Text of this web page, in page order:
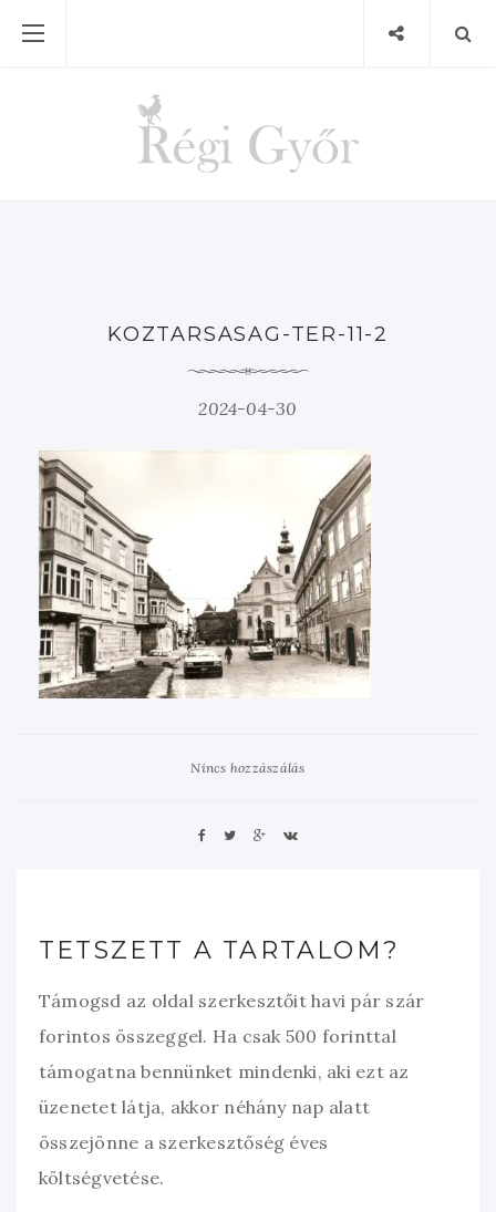
KOZTARSASAG-TER-11-2
2024-04-30
Nincs hozzászálás
TETSZETT A TARTALOM?
Támogsd az oldal szerkesztőit havi pár szár
forintos összeggel. Ha csak 500 forinttal
támogatna bennünket mindenki, aki ezt az
üzenetet látja, akkor néhány nap alatt
összejönne a szerkesztőség éves
költségvetése.